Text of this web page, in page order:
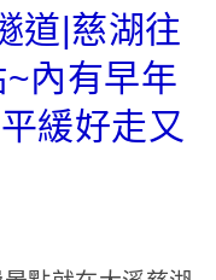
道|慈湖往
內有早年
緩好走又